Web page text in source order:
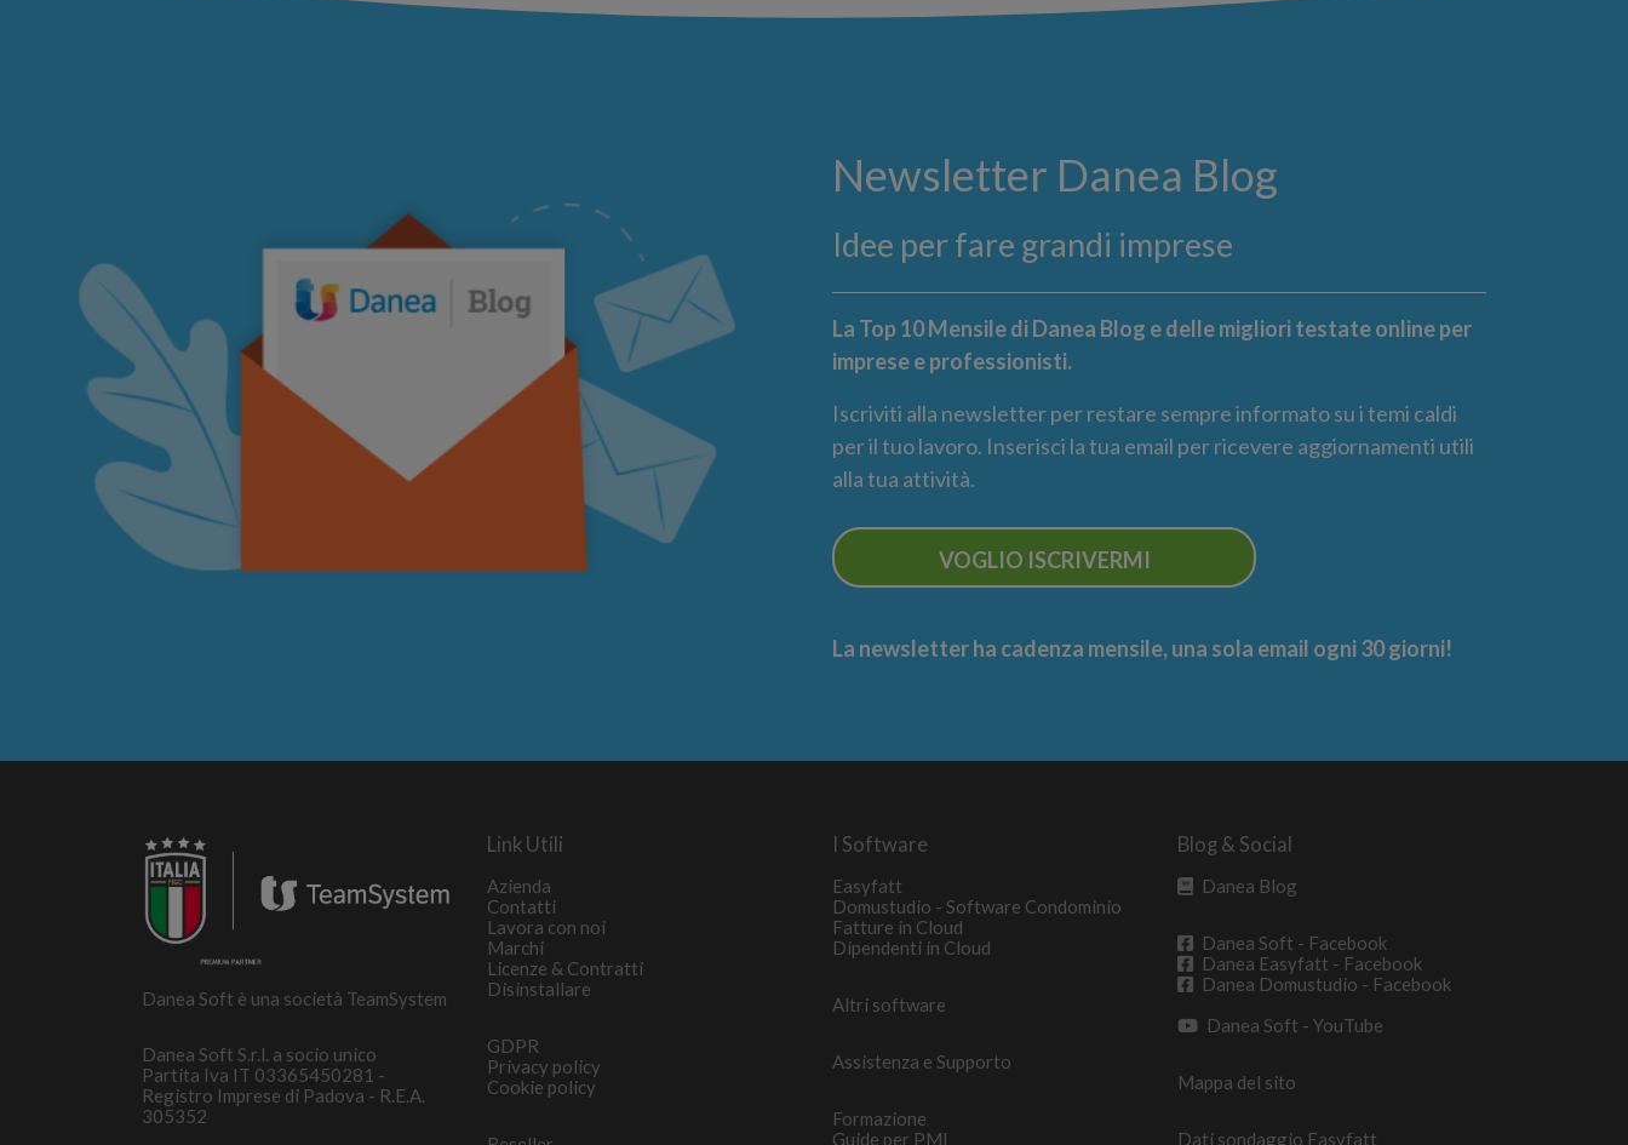
Newsletter Danea Blog
Idee per fare grandi imprese
La Top 10 Mensile di Danea Blog e delle migliori testate online per
imprese e professionisti.
Iscriviti alla newsletter per restare sempre informato su i temi caldi
per il tuo lavoro. Inserisci la tua email per ricevere aggiornamenti utili
alla tua attività.
VOGLIO ISCRIVERMI
La newsletter ha cadenza mensile, una sola email ogni 30 giorni!
Danea Soft è una società TeamSystem
Danea Soft S.r.l. a socio unico
Partita Iva IT 03365450281 -
Registro Imprese di Padova - R.E.A.
305352
Link Utili
Azienda
Contatti
Lavora con noi
Marchi
Licenze & Contratti
Disinstallare
GDPR
Privacy policy
Cookie policy
I Software
Easyfatt
Domustudio - Software Condominio
Fatture in Cloud
Dipendenti in Cloud
Altri software
Assistenza e Supporto
Formazione
Guide per PMI
Blog & Social
Danea Blog
Danea Soft - Facebook
Danea Easyfatt - Facebook
Danea Domustudio - Facebook
Danea Soft - YouTube
Mappa del sito
Dati sondaggio Easyfatt